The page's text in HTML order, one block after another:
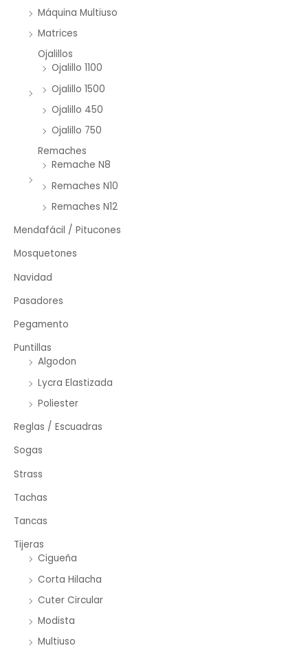
Máquina Multiuso
Matrices
Ojalillos
Ojalillo 1100
Ojalillo 1500
Ojalillo 450
Ojalillo 750
Remaches
Remache N8
Remaches N10
Remaches N12
Mendafácil / Pitucones
Mosquetones
Navidad
Pasadores
Pegamento
Puntillas
Algodon
Lycra Elastizada
Poliester
Reglas / Escuadras
Sogas
Strass
Tachas
Tancas
Tijeras
Cigueña
Corta Hilacha
Cuter Circular
Modista
Multiuso